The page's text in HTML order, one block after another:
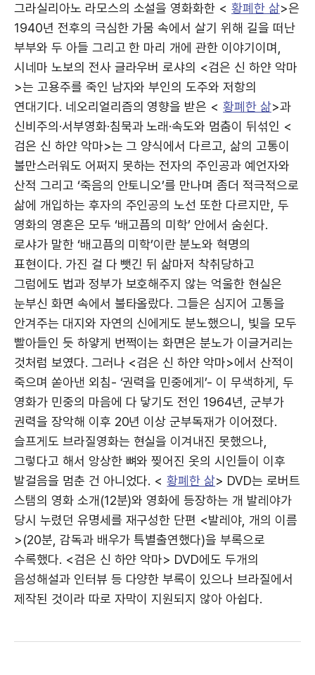
그라실리아노 라모스의 소설을 영화화한 < 황폐한 삶>은
1940년 전후의 극심한 가뭄 속에서 살기 위해 길을 떠난
부부와 두 아들 그리고 한 마리 개에 관한 이야기이며,
시네마 노보의 전사 글라우버 로샤의 <검은 신 하얀 악마
>는 고용주를 죽인 남자와 부인의 도주와 저항의
연대기다. 네오리얼리즘의 영향을 받은 < 황폐한 삶>과
신비주의·서부영화·침묵과 노래·속도와 멈춤이 뒤섞인 <
검은 신 하얀 악마>는 그 양식에서 다르고, 삶의 고통이
불만스러워도 어쩌지 못하는 전자의 주인공과 예언자와
산적 그리고 ‘죽음의 안토니오’를 만나며 좀더 적극적으로
삶에 개입하는 후자의 주인공의 노선 또한 다르지만, 두
영화의 영혼은 모두 ‘배고픔의 미학’ 안에서 숨쉰다.
로샤가 말한 ‘배고픔의 미학’이란 분노와 혁명의
표현이다. 가진 걸 다 뺏긴 뒤 삶마저 착취당하고
그럼에도 법과 정부가 보호해주지 않는 억울한 현실은
눈부신 화면 속에서 불타올랐다. 그들은 심지어 고통을
안겨주는 대지와 자연의 신에게도 분노했으니, 빛을 모두
빨아들인 듯 하얗게 번쩍이는 화면은 분노가 이글거리는
것처럼 보였다. 그러나 <검은 신 하얀 악마>에서 산적이
죽으며 쏟아낸 외침- ‘권력을 민중에게’- 이 무색하게, 두
영화가 민중의 마음에 다 닿기도 전인 1964년, 군부가
권력을 장악해 이후 20년 이상 군부독재가 이어졌다.
슬프게도 브라질영화는 현실을 이겨내진 못했으나,
그렇다고 해서 앙상한 뼈와 찢어진 옷의 시인들이 이후
발걸음을 멈춘 건 아니었다. < 황폐한 삶> DVD는 로버트
스탬의 영화 소개(12분)와 영화에 등장하는 개 발레야가
당시 누렸던 유명세를 재구성한 단편 <발레야, 개의 이름
>(20분, 감독과 배우가 특별출연했다)을 부록으로
수록했다. <검은 신 하얀 악마> DVD에도 두개의
음성해설과 인터뷰 등 다양한 부록이 있으나 브라질에서
제작된 것이라 따로 자막이 지원되지 않아 아쉽다.